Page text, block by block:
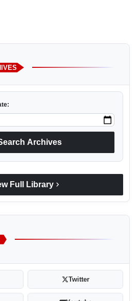
Archives
Full Library chevron_right
Twitter